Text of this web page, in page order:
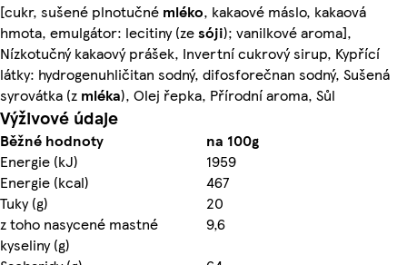
[cukr, sušené plnotučné mléko, kakaové máslo, kakaová
hmota, emulgátor: lecitiny (zesóji); vanilkové aroma],
Nízkotučný kakaový prášek, Invertní cukrový sirup, Kypřící
látky: hydrogenuhličitan sodný, difosforečnan sodný, Sušená
syrovátka (z mléka), Olej řepka, Přírodní aroma, Sůl
Výživové údaje
Běžné hodnoty
na 100g
Energie (kJ)
1959
Energie (kcal)
467
Tuky (g)
20
z toho nasycené mastné
kyseliny (g)
9,6